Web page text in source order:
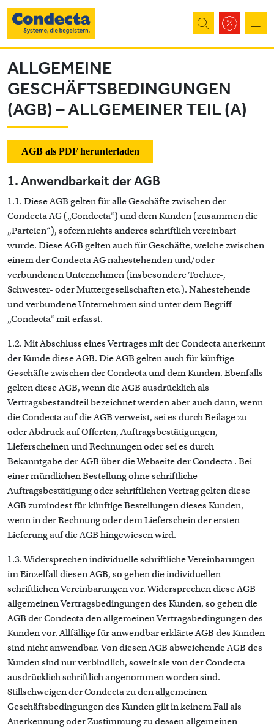
Direkt zum Inhalt
ALLGEMEINE
GESCHÄFTSBEDINGUNGEN
(AGB) – ALLGEMEINER TEIL (A)
AGB als PDF herunterladen
1. Anwendbarkeit der AGB
1.1. Diese AGB gelten für alle Geschäfte zwischen der
Condecta AG („Condecta“) und dem Kunden (zusammen die
„Parteien“), sofern nichts anderes schriftlich vereinbart
wurde. Diese AGB gelten auch für Geschäfte, welche zwischen
einem der Condecta AG nahestehenden und/oder
verbundenen Unternehmen (insbesondere Tochter-,
Schwester- oder Muttergesellschaften etc.). Nahestehende
und verbundene Unternehmen sind unter dem Begriff
„Condecta“ mit erfasst.
1.2. Mit Abschluss eines Vertrages mit der Condecta anerkennt
der Kunde diese AGB. Die AGB gelten auch für künftige
Geschäfte zwischen der Condecta und dem Kunden. Ebenfalls
gelten diese AGB, wenn die AGB ausdrücklich als
Vertragsbestandteil bezeichnet werden aber auch dann, wenn
die Condecta auf die AGB verweist, sei es durch Beilage zu
oder Abdruck auf Offerten, Auftragsbestätigungen,
Lieferscheinen und Rechnungen oder sei es durch
Bekanntgabe der AGB über dieWebseite der Condecta . Bei
einer mündlichen Bestellung ohne schriftliche
Auftragsbestätigung oder schriftlichen Vertrag gelten diese
AGB zumindest für künftige Bestellungen dieses Kunden,
wenn in der Rechnung oder dem Lieferschein der ersten
Lieferung auf die AGB hingewiesen wird.
1.3. Widersprechen individuelle schriftliche Vereinbarungen
im Einzelfall diesen AGB, so gehen die individuellen
schriftlichen Vereinbarungen vor. Widersprechen diese AGB
allgemeinen Vertragsbedingungen des Kunden, so gehen die
AGB der Condecta den allgemeinen Vertragsbedingungen des
Kunden vor. Allfällige für anwendbar erklärte AGB des Kunden
sind nicht anwendbar. Von diesen AGB abweichende AGB des
Kunden sind nur verbindlich, soweit sie von der Condecta
ausdrücklich schriftlich angenommen worden sind.
Stillschweigen der Condecta zu den allgemeinen
Geschäftsbedingungen des Kunden gilt in keinem Fall als
Anerkennung oder Zustimmung zu dessen allgemeinen